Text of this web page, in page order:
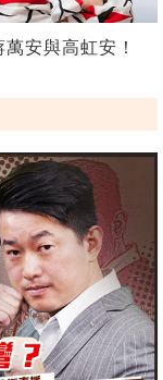
安與高虹安！